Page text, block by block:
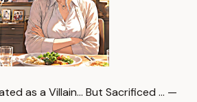
as a Villain… But Sacrificed … —